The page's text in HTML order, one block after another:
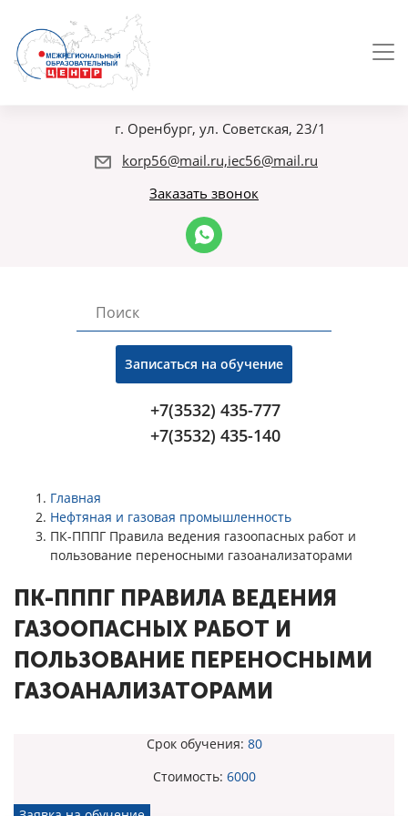
г. Оренбург, ул. Советская, 23/1
korp56@mail.ru,iec56@mail.ru
Заказать звонок
Записаться на обучение
+7(3532) 435-777
+7(3532) 435-140
Главная
Нефтяная и газовая промышленность
ПК-ПППГ Правила ведения газоопасных работ и
пользование переносными газоанализаторами
ПК-ПППГ ПРАВИЛА ВЕДЕНИЯ
ГАЗООПАСНЫХ РАБОТ И
ПОЛЬЗОВАНИЕ ПЕРЕНОСНЫМИ
ГАЗОАНАЛИЗАТОРАМИ
Срок обучения: 80
Стоимость: 6000